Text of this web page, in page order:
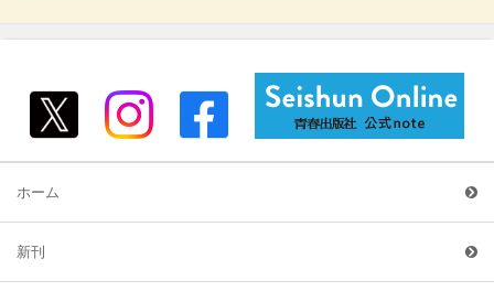
ホーム
新刊